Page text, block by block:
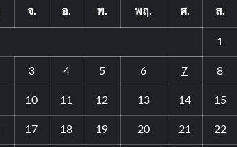
จ. อ. พ. พฤ. ศ. ส.
1
3 4 5 6 7 8
10 11 12 13 14 15
17 18 19 20 21 22